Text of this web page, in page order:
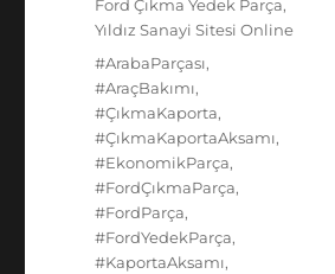
Ford Çıkma Yedek Parça,
Yıldız Sanayi Sitesi Online
Etiketler
#ArabaParçası,
#AraçBakımı,
#ÇıkmaKaporta,
#ÇıkmaKaportaAksamı,
#EkonomikParça,
#FordÇıkmaParça,
#FordParça,
#FordYedekParça,
#KaportaAksamı,